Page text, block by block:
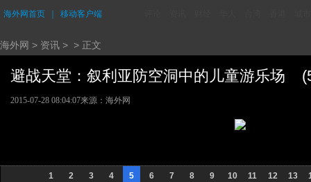
海外网首页 移动客户端
海外网 > 资讯 > > 正文
避战天堂：叙利亚防空洞中的儿童游乐场
2015-07-28 08:04:07来源：海外网
1 2 3 4 5 6 7 8 9 10 11 12 13